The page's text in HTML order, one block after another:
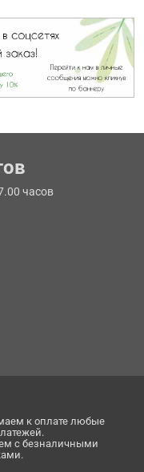
часов
к оплате любые
с безналичными